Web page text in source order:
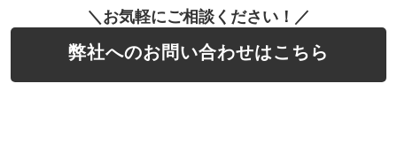
＼お気軽にご相談ください！／
弊社へのお問い合わせはこちら